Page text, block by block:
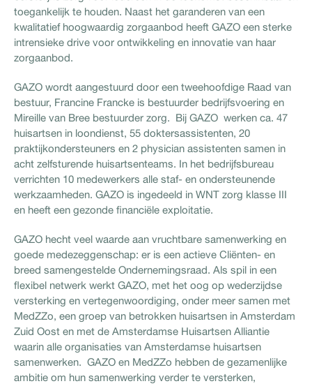
toegankelijk te houden. Naast het garanderen van een
kwalitatief hoogwaardig zorgaanbod heeft GAZO een sterke
intrensieke drive voor ontwikkeling en innovatie van haar
zorgaanbod.
GAZO wordt aangestuurd door een tweehoofdige Raad van
bestuur, Francine Francke is bestuurder bedrijfsvoering en
Mireille van Bree bestuurder zorg. Bij GAZO werken ca. 47
huisartsen in loondienst, 55 doktersassistenten, 20
praktijkondersteuners en 2 physician assistenten samen in
acht zelfsturende huisartsenteams. In het bedrijfsbureau
verrichten 10 medewerkers alle staf- en ondersteunende
werkzaamheden. GAZO is ingedeeld in WNT zorg klasse III
en heeft een gezonde financiële exploitatie.
GAZO hecht veel waarde aan vruchtbare samenwerking en
goede medezeggenschap: er is een actieve Cliënten- en
breed samengestelde Ondernemingsraad. Als spil in een
flexibel netwerk werkt GAZO, met het oog op wederzijdse
versterking en vertegenwoordiging, onder meer samen met
MedZZo, een groep van betrokken huisartsen in Amsterdam
Zuid Oost en met de Amsterdamse Huisartsen Alliantie
waarin alle organisaties van Amsterdamse huisartsen
samenwerken. GAZO en MedZZo hebben de gezamenlijke
ambitie om hun samenwerking verder te versterken,